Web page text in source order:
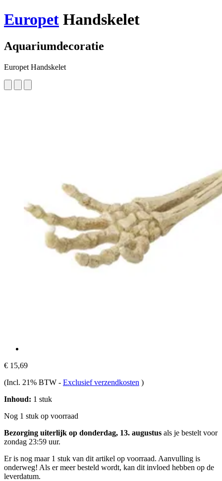
Europet Handskelet
Aquariumdecoratie
Europet Handskelet
€ 15,69
(Incl. 21% BTW - Exclusief verzendkosten )
Inhoud: 1 stuk
Nog 1 stuk op voorraad
Bezorging uiterlijk op donderdag, 13. augustus als je bestelt voor
zondag 23:59 uur.
Er is nog maar 1 stuk van dit artikel op voorraad. Aanvulling is
onderweg! Als er meer besteld wordt, kan dit invloed hebben op de
leverdatum.